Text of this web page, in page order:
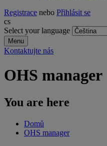
Registrace nebo Přihlásit se
cs
Select your language
Menu
Kontaktujte nás
OHS manager
You are here
Domů
OHS manager